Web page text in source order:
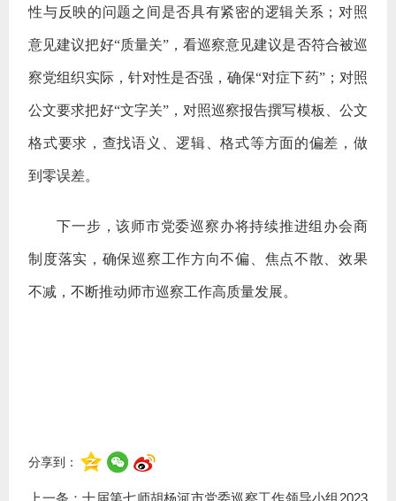
性与反映的问题之间是否具有紧密的逻辑关系；对照
意见建议把好“质量关”，看巡察意见建议是否符合被巡
察党组织实际，针对性是否强，确保“对症下药”；对照
公文要求把好“文字关”，对照巡察报告撰写模板、公文
格式要求，查找语义、逻辑、格式等方面的偏差，做
到零误差。
下一步，该师市党委巡察办将持续推进组办会商
制度落实，确保巡察工作方向不偏、焦点不散、效果
不减，不断推动师市巡察工作高质量发展。
分享到：